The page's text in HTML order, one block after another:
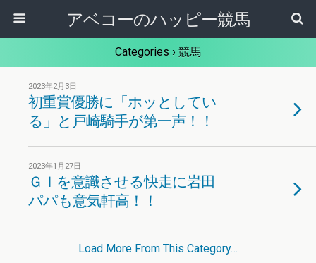
アベコーのハッピー競馬
Categories › 競馬
2023年2月3日
初重賞優勝に「ホッとしてい
る」と戸崎騎手が第一声！！
2023年1月27日
ＧＩを意識させる快走に岩田
パパも意気軒高！！
Load More From This Category…